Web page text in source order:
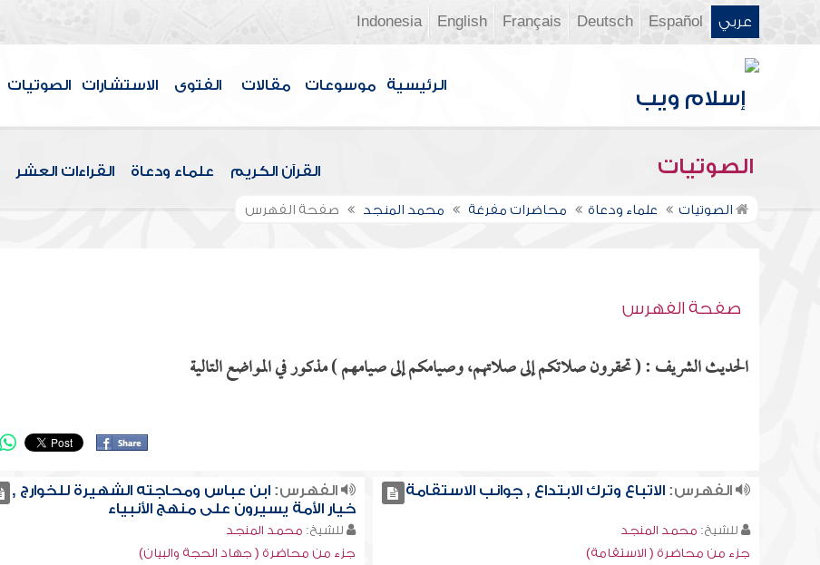
عربي Español
Deutsch
Français
English
Indonesia
الرئيسية موسوعات مقالات الفتوى الاستشارات الصوتيات
الصوتيات القرآن الكريم علماء ودعاة القراءات العشر
الصوتيات علماء ودعاة محاضرات مفرغة محمد المنجد صفحة الفهرس
صفحة الفهرس
الحديث الشريف : ( تحقرون صلاتكم إلى صلاتهم، وصيامكم إلى صيامهم ) مذكور في المواضع التالية
الفهرس:الاتباع وترك الابتداع , جوانب الاستقامة
للشيخ: محمد المنجد
جزء من محاضرة ( الاستقامة)
الفهرس: ابن عباس ومحاجته الشهيرة للخوارج ,
خيار الأمة يسيرون على منهج الأنبياء
للشيخ: محمد المنجد
جزء من محاضرة ( جهاد الحجة والبيان)